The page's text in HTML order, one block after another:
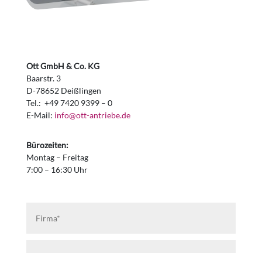
Ott GmbH & Co. KG
Baarstr. 3
D-78652 Deißlingen
Tel.: +49 7420 9399 – 0
E-Mail: info@ott-antriebe.de
Bürozeiten:
Montag – Freitag
7:00 – 16:30 Uhr